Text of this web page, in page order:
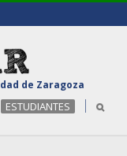
de Zaragoza
ESTUDIANTES